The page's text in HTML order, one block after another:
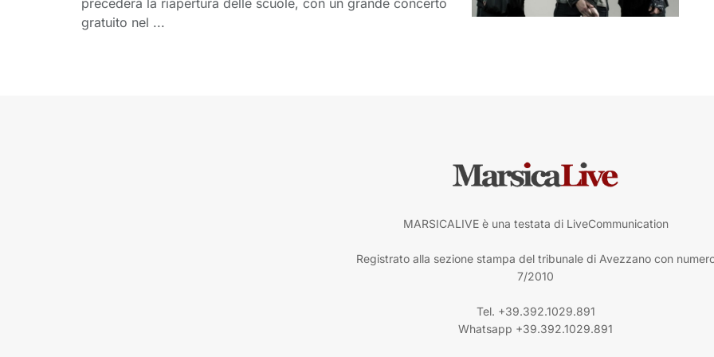
gratuito nel ...
MARSICALIVE è una testata di LiveCommunication
Registrato alla sezione stampa del tribunale di Avezzano con
7/2010
Tel. +39.392.1029.891
Whatsapp +39.392.1029.891